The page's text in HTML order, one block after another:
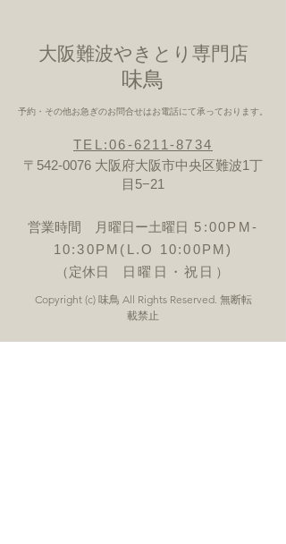
大阪難波やきとり専門店
​味鳥
予約・その他お急ぎのお問合せはお電話にて承っております。
TEL:06-6211-8734
〒542-0076 大阪府大阪市中央区難波1丁
目5−21
営業時間 月曜日ー土曜日 5:00PM-
10:30PM(L.O 10:00PM)
（定休日
日曜日・祝日）
Copyright (c) 味鳥 All Rights Reserved. 無断転
載禁止